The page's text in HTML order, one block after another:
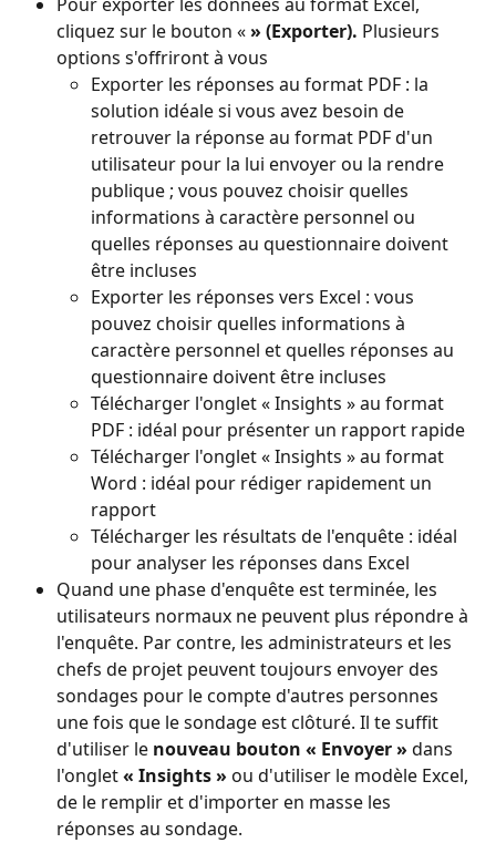
cliquez sur le bouton « » (Exporter). Plusieurs
options s'offriront à vous
Exporter les réponses au format PDF : la
solution idéale si vous avez besoin de
retrouver la réponse au format PDF d'un
utilisateur pour la lui envoyer ou la rendre
publique ; vous pouvez choisir quelles
informations à caractère personnel ou
quelles réponses au questionnaire doivent
être incluses
Exporter les réponses vers Excel : vous
pouvez choisir quelles informations à
caractère personnel et quelles réponses au
questionnaire doivent être incluses
Télécharger l'onglet « Insights » au format
PDF : idéal pour présenter un rapport rapide
Télécharger l'onglet « Insights » au format
Word : idéal pour rédiger rapidement un
rapport
Télécharger les résultats de l'enquête : idéal
pour analyser les réponses dans Excel
Quand une phase d'enquête est terminée, les
utilisateurs normaux ne peuvent plus répondre à
l'enquête. Par contre, les administrateurs et les
chefs de projet peuvent toujours envoyer des
sondages pour le compte d'autres personnes
une fois que le sondage est clôturé. Il te suffit
d'utiliser le nouveau bouton « Envoyer » dans
l'onglet « Insights » ou d'utiliser le modèle Excel,
de le remplir et d'importer en masse les
réponses au sondage.